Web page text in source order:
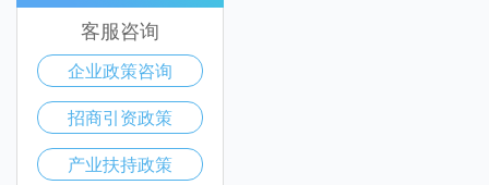
客服咨询
企业政策咨询
招商引资政策
产业扶持政策